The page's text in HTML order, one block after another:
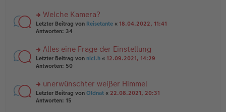
g
e
n
er
tr
a
g
n
g
el
e
n
er
tr
a
g
rs
te
n
g
el
e
n
er
Welche Kamera?
Letzter Beitrag von Reisetante « 18.04.2022, 11:41
Antworten: 34
rs
te
n
g
el
Alles eine Frage der Einstellung
Letzter Beitrag von nici.h « 12.09.2021, 14:29
Antworten: 50
rs
te
unerwünschter weißer Himmel
Letzter Beitrag von Oldnat « 22.08.2021, 20:31
Antworten: 15